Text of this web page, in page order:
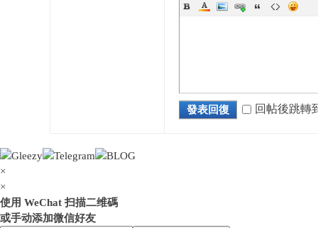
奈
發表回復 回帖後跳轉
×
×
使用 WeChat 扫描二维碼
或手动添加微信好友